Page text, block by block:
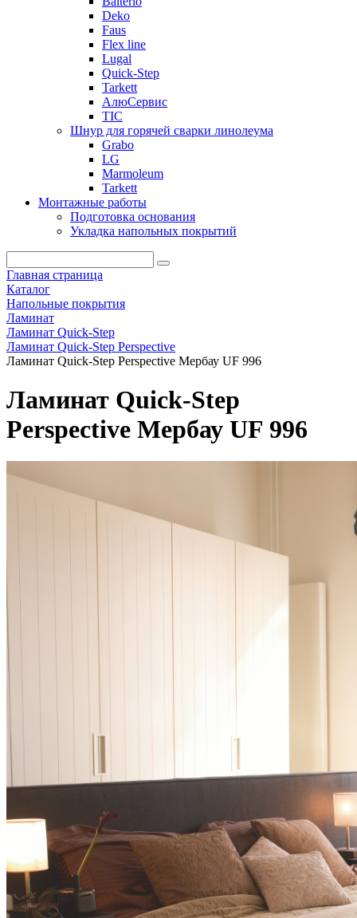
Deko
Faus
Flex line
Lugal
Quick-Step
Tarkett
АлюСервис
ТІС
Шнур для горячей сварки линолеума
Grabo
LG
Marmoleum
Tarkett
Монтажные работы
Подготовка основания
Укладка напольных покрытий
Главная страница
Каталог
Напольные покрытия
Ламинат
Ламинат Quick-Step
Ламинат Quick-Step Perspective
Ламинат Quick-Step Perspective Мербау UF 996
Ламинат Quick-Step
Perspective Мербау UF 996